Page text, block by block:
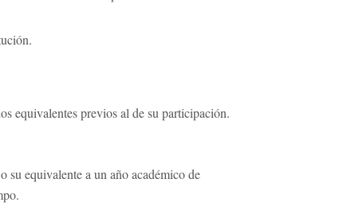
equivalentes previos al de su participación.
su equivalente a un año académico de